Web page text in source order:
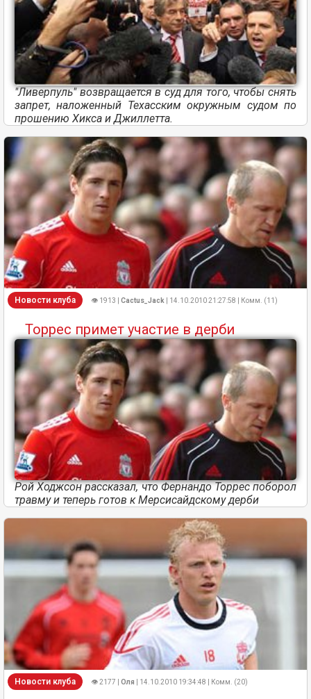
"Ливерпуль" возвращается в суд для того, чтобы снять
запрет, наложенный Техасским окружным судом по
прошению Хикса и Джиллетта.
Новости клуба 👁 1913 | Cactus_Jack | 14.10.2010 21:27:58 | Комм. (11)
Торрес примет участие в дерби
Рой Ходжсон рассказал, что Фернандо Торрес поборол
травму и теперь готов к Мерсисайдскому дерби
Новости клуба 👁 2177 | Оля | 14.10.2010 19:34:48 | Комм. (20)